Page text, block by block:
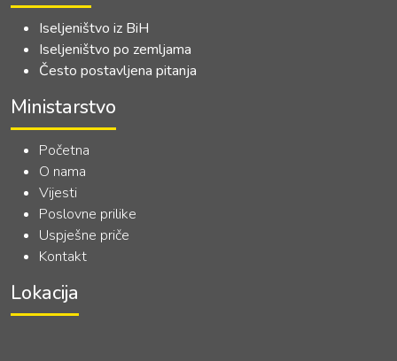
Iseljeništvo iz BiH
Iseljeništvo po zemljama
Često postavljena pitanja
Ministarstvo
Početna
O nama
Vijesti
Poslovne prilike
Uspješne priče
Kontakt
Lokacija